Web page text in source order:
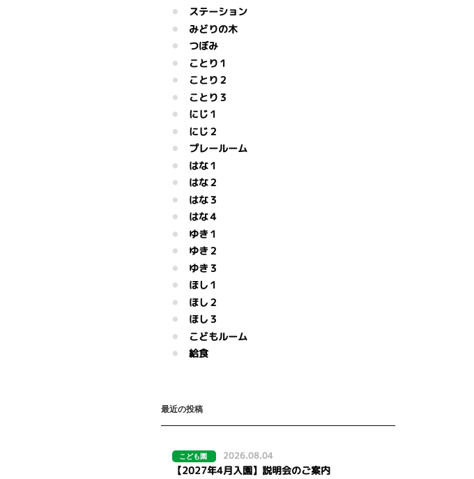
ステーション
みどりの木
つぼみ
ことり１
ことり２
ことり３
にじ１
にじ２
プレールーム
はな１
はな２
はな３
はな４
ゆき１
ゆき２
ゆき３
ほし１
ほし２
ほし３
こどもルーム
給食
最近の投稿
こども園 2026.08.04
【2027年4月入園】説明会のご案内